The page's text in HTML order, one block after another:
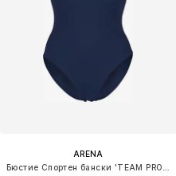
ARENA